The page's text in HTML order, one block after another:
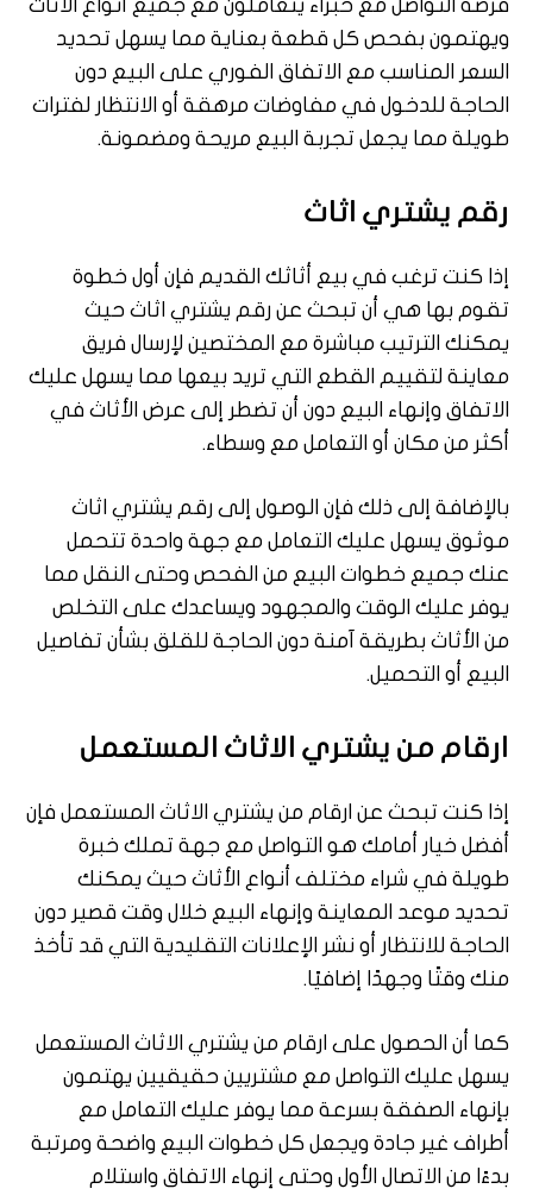
فرصة التواصل مع خبراء يتعاملون مع جميع أنواع الأثاث
ويهتمون بفحص كل قطعة بعناية مما يسهل تحديد
السعر المناسب مع الاتفاق الفوري على البيع دون
الحاجة للدخول في مفاوضات مرهقة أو الانتظار لفترات
طويلة مما يجعل تجربة البيع مريحة ومضمونة.
رقم يشتري اثاث
إذا كنت ترغب في بيع أثاثك القديم فإن أول خطوة
تقوم بها هي أن تبحث عن رقم يشتري اثاث حيث
يمكنك الترتيب مباشرة مع المختصين لإرسال فريق
معاينة لتقييم القطع التي تريد بيعها مما يسهل عليك
الاتفاق وإنهاء البيع دون أن تضطر إلى عرض الأثاث في
أكثر من مكان أو التعامل مع وسطاء.
بالإضافة إلى ذلك فإن الوصول إلى رقم يشتري اثاث
موثوق يسهل عليك التعامل مع جهة واحدة تتحمل
عنك جميع خطوات البيع من الفحص وحتى النقل مما
يوفر عليك الوقت والمجهود ويساعدك على التخلص
من الأثاث بطريقة آمنة دون الحاجة للقلق بشأن تفاصيل
البيع أو التحميل.
ارقام من يشتري الاثاث المستعمل
إذا كنت تبحث عن ارقام من يشتري الاثاث المستعمل فإن
أفضل خيار أمامك هو التواصل مع جهة تملك خبرة
طويلة في شراء مختلف أنواع الأثاث حيث يمكنك
تحديد موعد المعاينة وإنهاء البيع خلال وقت قصير دون
الحاجة للانتظار أو نشر الإعلانات التقليدية التي قد تأخذ
منك وقتًا وجهدًا إضافيًا.
كما أن الحصول على ارقام من يشتري الاثاث المستعمل
يسهل عليك التواصل مع مشتريين حقيقيين يهتمون
بإنهاء الصفقة بسرعة مما يوفر عليك التعامل مع
أطراف غير جادة ويجعل كل خطوات البيع واضحة ومرتبة
بدءًا من الاتصال الأول وحتى إنهاء الاتفاق واستلام